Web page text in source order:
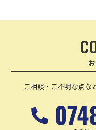
ご相談・ご不明な点な